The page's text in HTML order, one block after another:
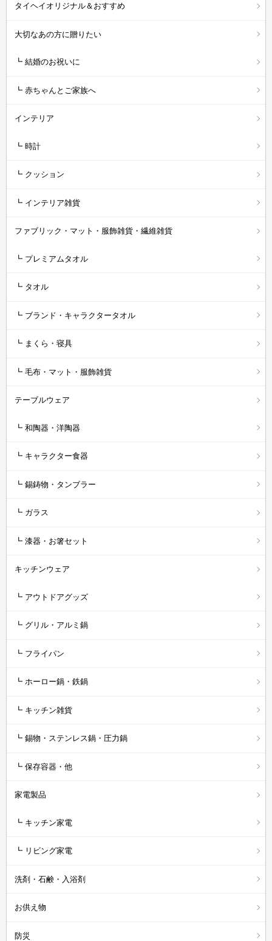
タイヘイオリジナル＆おすすめ
大切なあの方に贈りたい
┗ 結婚のお祝いに
┗ 赤ちゃんとご家族へ
インテリア
┗ 時計
┗ クッション
┗ インテリア雑貨
ファブリック・マット・服飾雑貨・繊維雑貨
┗ プレミアムタオル
┗ タオル
┗ ブランド・キャラクタータオル
┗ まくら・寝具
┗ 毛布・マット・服飾雑貨
テーブルウェア
┗ 和陶器・洋陶器
┗ キャラクター食器
┗ 錫鋳物・タンブラー
┗ ガラス
┗ 漆器・お箸セット
キッチンウェア
┗ アウトドアグッズ
┗ グリル・アルミ鍋
┗ フライパン
┗ ホーロー鍋・鉄鍋
┗ キッチン雑貨
┗ 錫物・ステンレス鍋・圧力鍋
┗ 保存容器・他
家電製品
┗ キッチン家電
┗ リビング家電
洗剤・石鹸・入浴剤
お供え物
防災